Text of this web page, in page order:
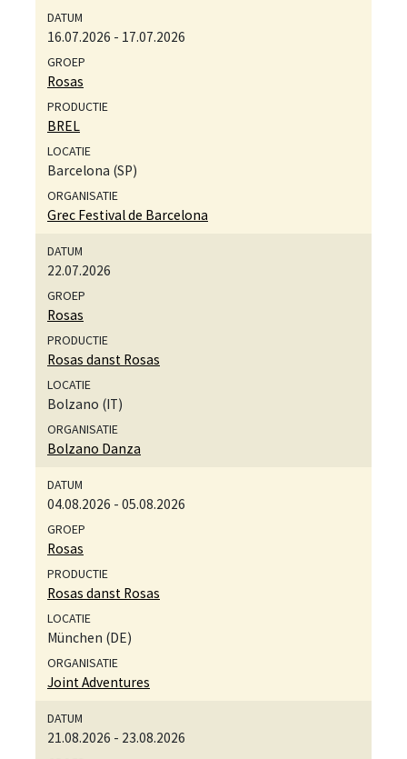
16.07.2026 - 17.07.2026
Rosas
BREL
Barcelona (SP)
Grec Festival de Barcelona
22.07.2026
Rosas
Rosas danst Rosas
Bolzano (IT)
Bolzano Danza
04.08.2026 - 05.08.2026
Rosas
Rosas danst Rosas
München (DE)
Joint Adventures
21.08.2026 - 23.08.2026